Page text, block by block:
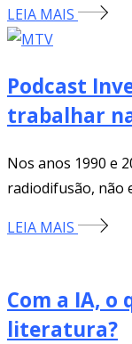
LEIA MAIS
Podcast
trabalhar
Nos anos 1990 e
radiodifusão, não
LEIA MAIS
Com a IA, o
literatura?